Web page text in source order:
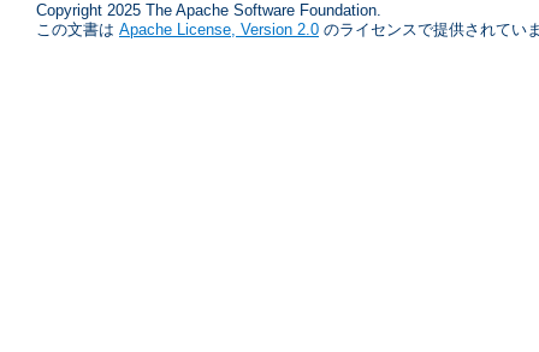
Copyright 2025 The Apache Software Foundation.
この文書は Apache License, Version 2.0 のライセンスで提供されてい